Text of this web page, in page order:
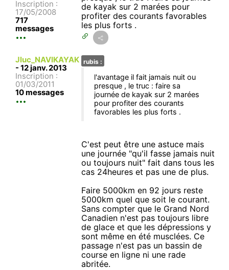
Inscription :
17/05/2008
717
messages
de kayak sur 2 marées pour
profiter des courants favorables
les plus forts .
Jluc_NAVIKAYAK
- 12 janv. 2013
Inscription :
01/03/2011
10 messages
rubis :
l'avantage il fait jamais nuit ou
presque , le truc : faire sa
journée de kayak sur 2 marées
pour profiter des courants
favorables les plus forts .
C'est peut être une astuce mais
une journée "qu'il fasse jamais nuit
ou toujours nuit" fait dans tous les
cas 24heures et pas une de plus.
Faire 5000km en 92 jours reste
5000km quel que soit le courant.
Sans compter que le Grand Nord
Canadien n'est pas toujours libre
de glace et que les dépressions y
sont même en été musclées. Ce
passage n'est pas un bassin de
course en ligne ni une rade
abritée.